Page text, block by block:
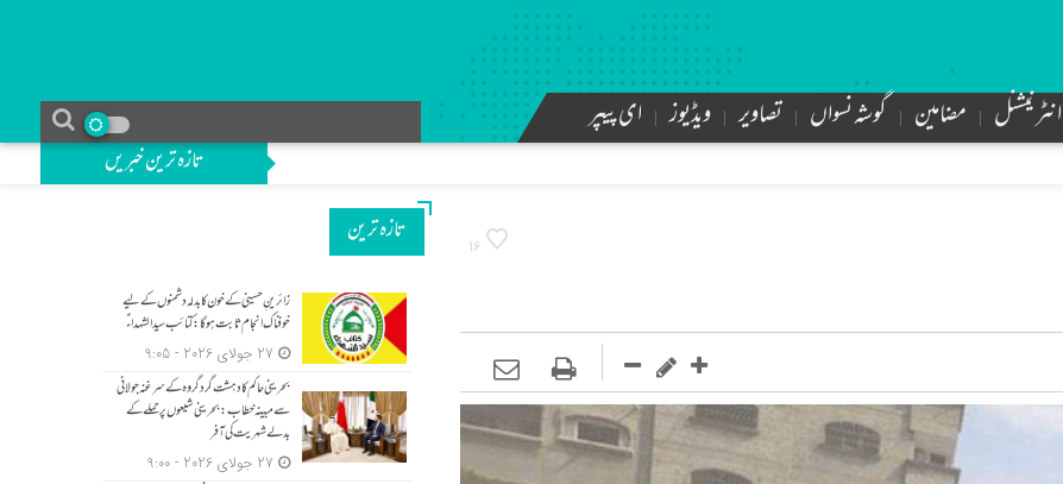
انٹرنیشنل مضامین گوشہ نسواں تصاویر ویڈیوز ای پیپر
تازہ ترین خبریں
16 تازه ترین
زائرینِ حسینی کے خون کا بدلہ دشمنوں کے لیے
خوفناک انجام ثابت ہوگا: کتائب سید الشہداءؑ
بحرینی حاکم کا دہشت گرد گروہ کے سرغنہ جولانی
سے مبینہ خطاب: بحرینی شیعوں پر حملے کے
بدلے شہریت کی آفر